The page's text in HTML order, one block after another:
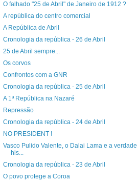
O falhado "25 de Abril" de Janeiro de 1912 ?
A república do centro comercial
A República de Abril
Cronologia da república - 26 de Abril
25 de Abril sempre...
Os corvos
Confrontos com a GNR
Cronologia da república - 25 de Abril
A 1ª República na Nazaré
Repressão
Cronologia da república - 24 de Abril
NO PRESIDENT !
Vasco Pulido Valente, o Dalai Lama e a verdade
his...
Cronologia da república - 23 de Abril
O povo protege a Coroa